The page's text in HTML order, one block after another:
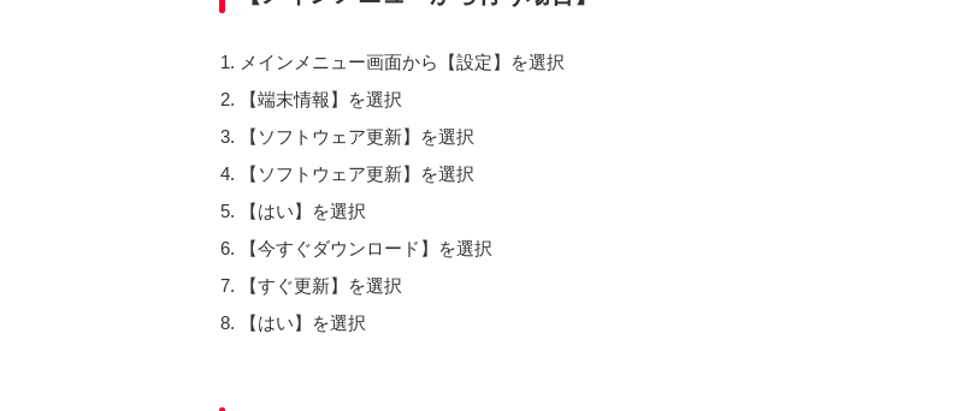
メインメニュー画面から【設定】を選択
【端末情報】を選択
【ソフトウェア更新】を選択
【ソフトウェア更新】を選択
【はい】を選択
【今すぐダウンロード】を選択
【すぐ更新】を選択
【はい】を選択